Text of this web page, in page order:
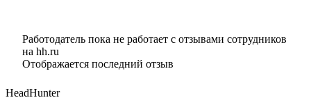
Работодатель пока не работает с отзывами сотрудников
на hh.ru
Отображается последний отзыв
HeadHunter